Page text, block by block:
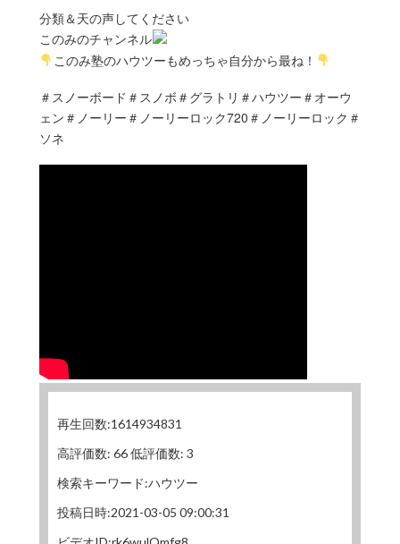
分類＆天の声してください
このみのチャンネル
このみ塾のハウツーもめっちゃ自分から最ね！
＃スノーボード＃スノボ＃グラトリ＃ハウツー＃オーウ
ェン＃ノーリー＃ノーリーロック720＃ノーリーロック＃
ソネ
再生回数:1614934831
高評価数: 66 低評価数: 3
検索キーワード:ハウツー
投稿日時:2021-03-05 09:00:31